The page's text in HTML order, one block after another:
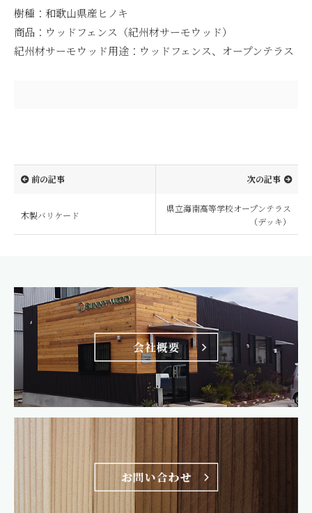
樹種：和歌山県産ヒノキ
商品：ウッドフェンス（紀州材サーモウッド）
紀州材サーモウッド用途：ウッドフェンス、オープンテラス
前の記事
木製バリケード
次の記事
県立海南高等学校オープンテラス
（デッキ）